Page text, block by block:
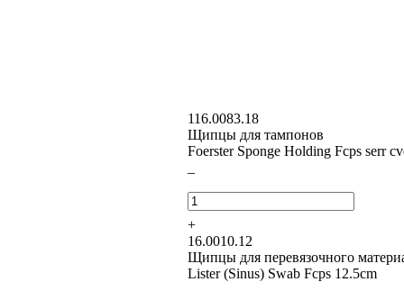
116.0083.18
Щипцы для тампонов
Foerster Sponge Holding Fcps serr
–
+
16.0010.12
Щипцы для перевязочного
Lister (Sinus) Swab Fcps 12.5cm